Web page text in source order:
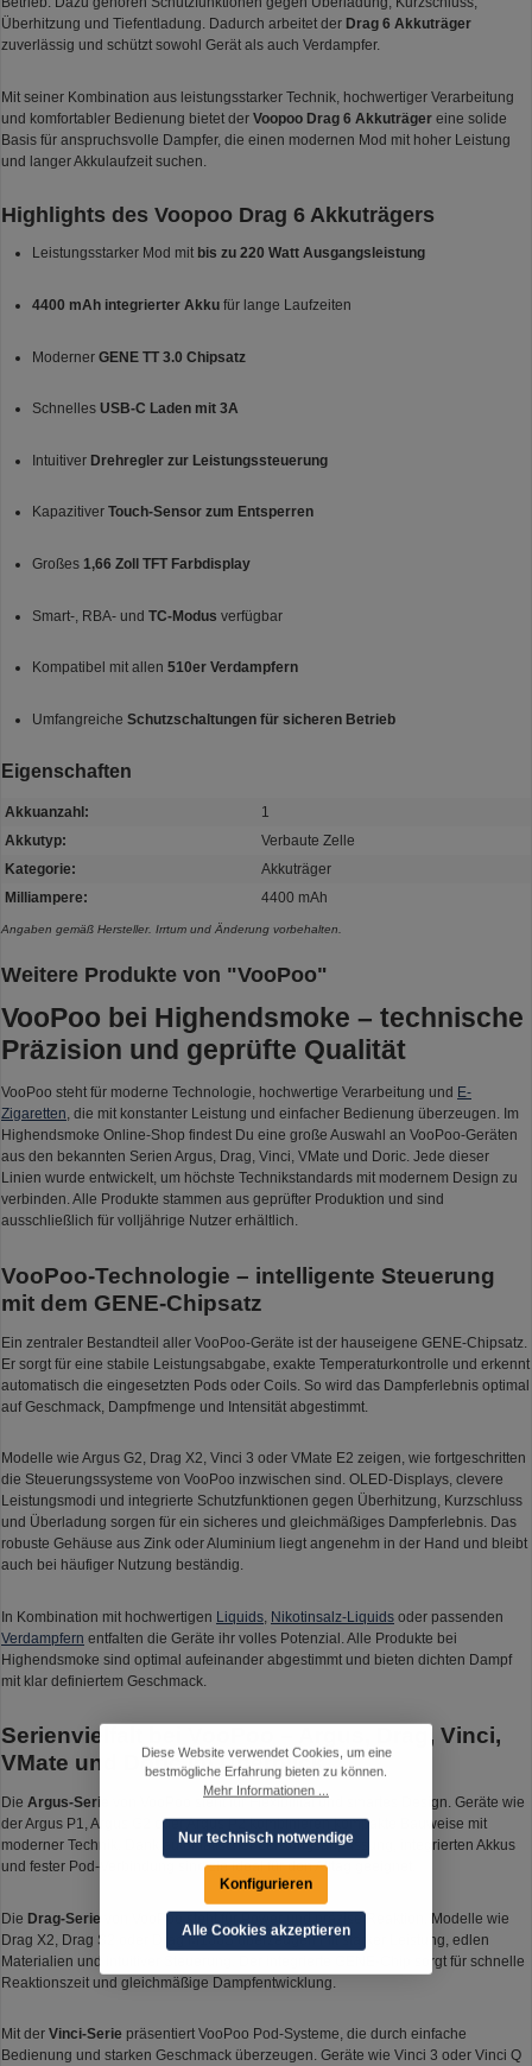
Überhitzung und Tiefentladung. Dadurch arbeitet der Drag 6 Akkuträger
zuverlässig und schützt sowohl Gerät als auch Verdampfer.
Mit seiner Kombination aus leistungsstarker Technik, hochwertiger Verarbeitung
und komfortabler Bedienung bietet der Voopoo Drag 6 Akkuträger eine solide
Basis für anspruchsvolle Dampfer, die einen modernen Mod mit hoher Leistung
und langer Akkulaufzeit suchen.
Highlights des Voopoo Drag 6 Akkuträgers
Leistungsstarker Mod mit bis zu 220 Watt Ausgangsleistung
4400 mAh integrierter Akkufür lange Laufzeiten
Moderner GENE TT 3.0 Chipsatz
Schnelles USB-C Laden mit 3A
Intuitiver Drehregler zur Leistungssteuerung
Kapazitiver Touch-Sensor zum Entsperren
Großes 1,66 Zoll TFT Farbdisplay
Smart-, RBA- und TC-Modus verfügbar
Kompatibel mit allen 510er Verdampfern
Umfangreiche Schutzschaltungen für sicheren Betrieb
Eigenschaften
Akkuanzahl:
1
Akkutyp:
Verbaute Zelle
Kategorie:
Akkuträger
Milliampere:
4400 mAh
Angaben gemäß Hersteller. Irrtum und Änderung vorbehalten.
Weitere Produkte von "VooPoo"
VooPoo bei Highendsmoke – technische
Präzision und geprüfte Qualität
VooPoo steht für moderne Technologie, hochwertige Verarbeitung und E-
Zigaretten, die mit konstanter Leistung und einfacher Bedienung überzeugen. Im
Highendsmoke Online-Shop findest Du eine große Auswahl an VooPoo-Geräten
aus den bekannten Serien Argus, Drag, Vinci, VMate und Doric. Jede dieser
Linien wurde entwickelt, um höchste Technikstandards mit modernem Design zu
verbinden. Alle Produkte stammen aus geprüfter Produktion und sind
ausschließlich für volljährige Nutzer erhältlich.
VooPoo-Technologie – intelligente Steuerung
mit dem GENE-Chipsatz
Ein zentraler Bestandteil aller VooPoo-Geräte ist der hauseigene GENE-Chipsatz.
Er sorgt für eine stabile Leistungsabgabe, exakte Temperaturkontrolle und erkennt
automatisch die eingesetzten Pods oder Coils. So wird das Dampferlebnis optimal
auf Geschmack, Dampfmenge und Intensität abgestimmt.
Modelle wie Argus G2, Drag X2, Vinci 3 oder VMate E2 zeigen, wie fortgeschritten
die Steuerungssysteme von VooPoo inzwischen sind. OLED-Displays, clevere
Leistungsmodi und integrierte Schutzfunktionen gegen Überhitzung, Kurzschluss
und Überladung sorgen für ein sicheres und gleichmäßiges Dampferlebnis. Das
robuste Gehäuse aus Zink oder Aluminium liegt angenehm in der Hand und bleibt
auch bei häufiger Nutzung beständig.
In Kombination mit hochwertigen Liquids Nikotinsalz-Liquids oder passenden
Verdampfern entfalten die Geräte ihr volles Potenzial. Alle Produkte bei
Highendsmoke sind optimal aufeinander abgestimmt und bieten dichten Dampf
mit klar definiertem Geschmack.
Serienvielfalt bei VooPoo – Argus, Drag, Vinci,
VMate und Doric im Überblick
Die Argus-Serie
von VooPoo steht für Flexibilität und smartes Design. Geräte wie
der Argus P1, Argus G2 oder Argus P2 kombinieren kompakte Bauweise mit
moderner Technik. Dank automatischer Leistungsanpassung, integrierten Akkus
und fester Pod-Verbindung sind sie ideal für den Alltag geeignet.
Die Drag-Serie von VooPoo steht für Power und präzise Reaktion. Modelle wie
Drag X2, Drag S2 oder Drag M100S überzeugen mit starker Leistung, edlen
Materialien und intuitiver Steuerung. Der integrierte GENE-Chip sorgt für schnelle
Reaktionszeit und gleichmäßige Dampfentwicklung.
Mit der Vinci-Serie präsentiert VooPoo Pod-Systeme, die durch einfache
Bedienung und starken Geschmack überzeugen. Geräte wie Vinci 3 oder Vinci Q
Diese Website verwendet Cookies, um eine
bestmögliche Erfahrung bieten zu können.
Mehr Informationen ...
Nur technisch notwendige
Konfigurieren
Alle Cookies akzeptieren